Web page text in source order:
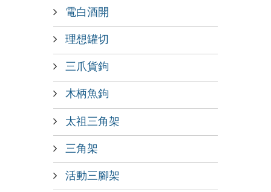
電白酒開
理想罐切
三爪貨鉤
木柄魚鉤
太祖三角架
三角架
活動三腳架